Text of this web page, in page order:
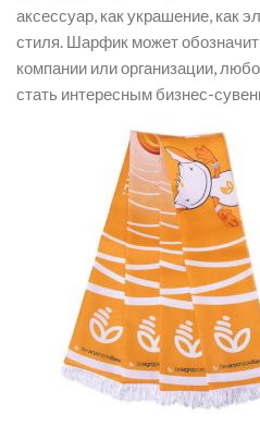
аксессуар, как украшение, как
стиля. Шарфик может
компании или организации,
стать интересным бизнес-